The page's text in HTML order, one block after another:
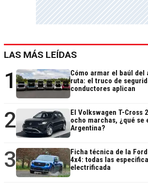
LAS MÁS LEÍDAS
1
Cómo armar el baúl
ruta: el truco de
conductores aplican
2
El Volkswagen T-Cross
ocho marchas, ¿qué se
Argentina?
3
Ficha técnica de la
4x4: todas las
electrificada